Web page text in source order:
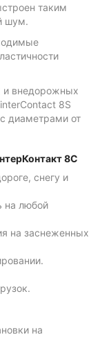
таким
шум.
и внедорожных
8S
диаметрами от
8С
снегу и
на любой
на заснеженных
на